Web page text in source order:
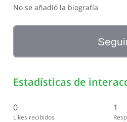
No se añadió la biografía
Estadísticas de
0
Likes recibidos
1